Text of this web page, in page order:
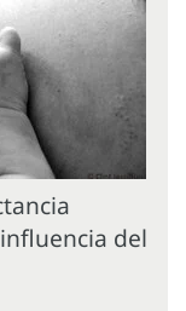
del